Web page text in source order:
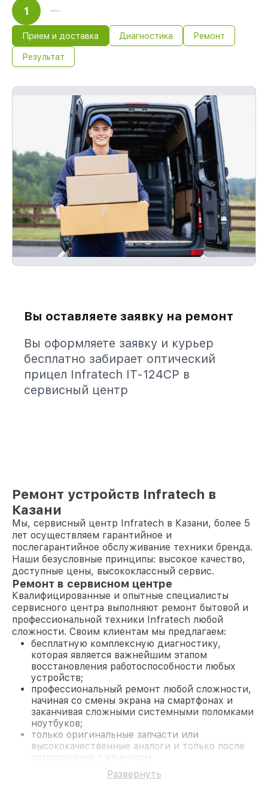
1
Прием и доставка Диагностика Ремонт
Результат
Вы оставляете заявку на ремонт
Вы оформляете заявку и курьер
бесплатно забирает оптический
прицел Infratech IT-124CP в
сервисный центр
Ремонт устройств Infratech в
Казани
Мы, сервисный центр Infratech в Казани, более 5
лет осуществляем гарантийное и
послегарантийное обслуживание техники бренда.
Наши безусловные принципы: высокое качество,
доступные цены, высококлассный сервис.
Ремонт в сервисном центре
Квалифицированные и опытные специалисты
сервисного центра выполняют ремонт бытовой и
профессиональной техники Infratech любой
сложности. Своим клиентам мы предлагаем:
бесплатную комплексную диагностику,
которая является важнейшим этапом
восстановления работоспособности любых
устройств;
профессиональный ремонт любой сложности,
начиная со смены экрана на смартфонах и
заканчивая сложными системными поломками
ноутбуков;
только оригинальные запчасти или
высококачественные аналоги и только после
согласования с клиентом.
На все работы и замененные комплектующие
предоставляется длительная гарантия. В случае
Развернуть